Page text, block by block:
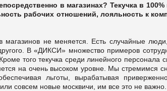
в магазинах? Текучка в 100%
рабочих отношений, лояльность к
магазинов не меняется. Есть случайные
В «ДИКСИ» множество примеров
того текучка среди линейного персонала
на очень высоком уровне. Мы стремимся
льготы, вырабатывая
совсем новые москвичи, им все это не важно.